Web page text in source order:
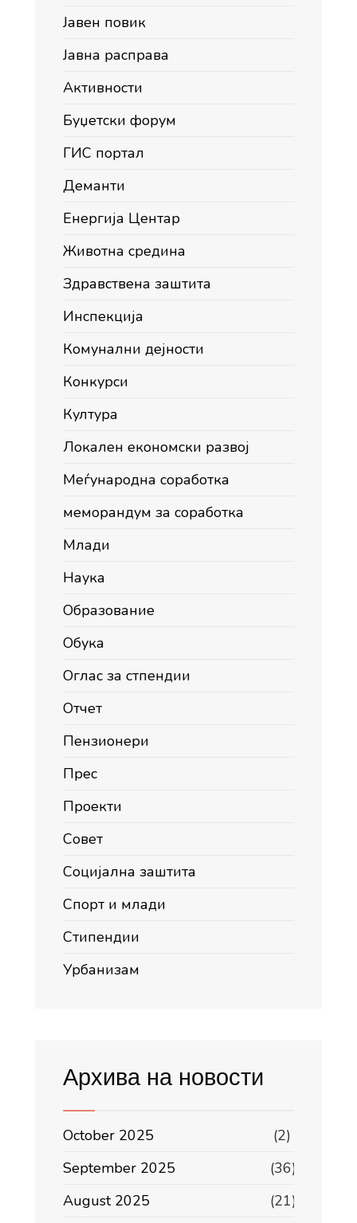
Јавен повик
Јавна расправа
Активности
Буџетски форум
ГИС портал
Деманти
Енергија Центар
Животна средина
Здравствена заштита
Инспекција
Комунални дејности
Конкурси
Култура
Локален економски развој
Меѓународна соработка
меморандум за соработка
Млади
Наука
Образование
Обука
Оглас за стпендии
Отчет
Пензионери
Прес
Проекти
Совет
Социјална заштита
Спорт и млади
Стипендии
Урбанизам
Архива на новости
October 2025
(2)
September 2025
(36)
August 2025
(21)